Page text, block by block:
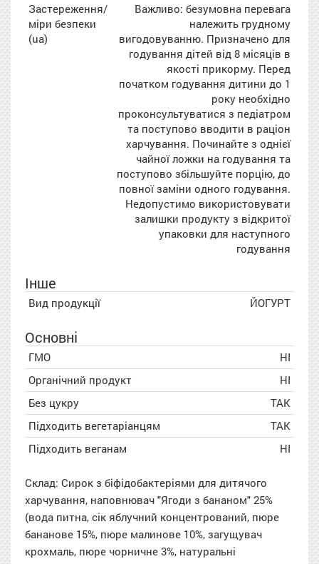
Застереження/
міри безпеки
(ua)
Важливо: безумовна перевага
належить грудному
вигодовуванню. Призначено для
годування дітей від 8 місяців в
якості прикорму. Перед
початком годування дитини до 1
року необхідно
проконсультуватися з педіатром
та поступово вводити в раціон
харчування. Починайте з однієї
чайної ложки на годування та
поступово збільшуйте порцію, до
повної заміни одного годування.
Недопустимо використовувати
залишки продукту з відкритої
упаковки для наступного
годування
Інше
Вид продукції ЙОГУРТ
Основні
ГМО
НІ
Органічний продукт
НІ
Без цукру
ТАК
Підходить вегетаріанцям
ТАК
Підходить веганам
НІ
Склад: Сирок з біфідобактеріями для дитячого
харчування, наповнювач "Ягоди з бананом" 25%
(вода питна, сік яблучний концентрований, пюре
бананове 15%, пюре малинове 10%, загущувач
крохмаль, пюре чорничне 3%, натуральні